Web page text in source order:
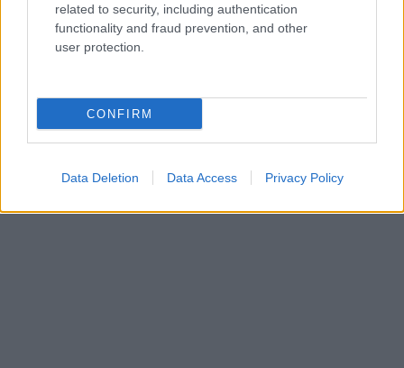
related to security, including authentication
functionality and fraud prevention, and other
user protection.
CONFIRM
Data Deletion Data Access Privacy Policy
Κασσελάκης: Μιλά ανοιχτά για το ενδεχόμενο να
δημιουργήσει οικογένεια με τον Tyler